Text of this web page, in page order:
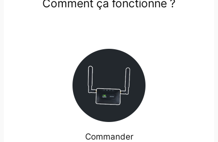
Comment ça fonctionne ?
Commander